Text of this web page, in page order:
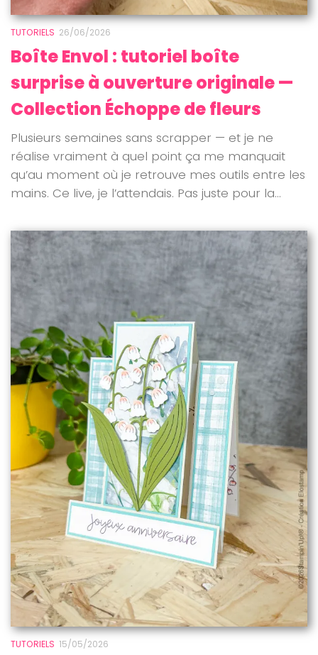
TUTORIELS 26/06/2026
Boîte Envol : tutoriel boîte
surprise à ouverture originale —
Collection Échoppe de fleurs
Plusieurs semaines sans scrapper — et je ne
réalise vraiment à quel point ça me manquait
qu’au moment où je retrouve mes outils entre les
mains. Ce live, je l’attendais. Pas juste pour la...
TUTORIELS 15/05/2026